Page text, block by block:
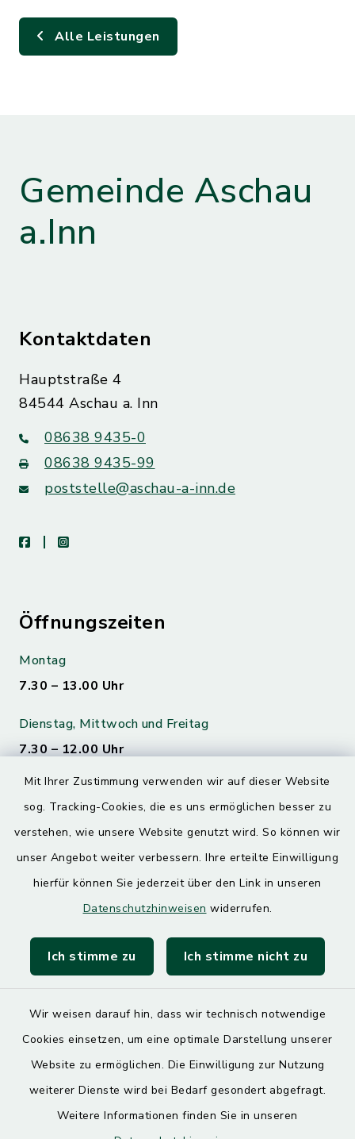
Mit Ihrer Zustimmung verwenden wir auf dieser Website
sog. Tracking-Cookies, die es uns ermöglichen besser zu
verstehen, wie unsere Website genutzt wird. So können wir
unser Angebot weiter verbessern. Ihre erteilte Einwilligung
hierfür können Sie jederzeit über den Link in unseren
Datenschutzhinweisen widerrufen.
Ich stimme zu Ich stimme nicht zu
Wir weisen darauf hin, dass wir technisch notwendige
Cookies einsetzen, um eine optimale Darstellung unserer
Website zu ermöglichen. Die Einwilligung zur Nutzung
weiterer Dienste wird bei Bedarf gesondert abgefragt.
Weitere Informationen finden Sie in unseren
Alle Leistungen
Gemeinde Aschau
a.Inn
Kontaktdaten
Hauptstraße 4
84544 Aschau a. Inn
08638 9435-0
08638 9435-99
poststelle@aschau-a-inn.de
facebookinstagram
Öffnungszeiten
Montag
7.30 – 13.00 Uhr
Dienstag, Mittwoch und Freitag
7.30 – 12.00 Uhr
Donnerstag
7.30 – 12.00 Uhr
13.00 – 17.30 Uhr
Quicklinks
SoNNe e. V.
Barrierefreiheit